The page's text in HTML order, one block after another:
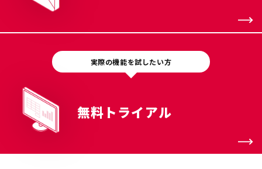
実際の機能を試したい方
無料トライアル